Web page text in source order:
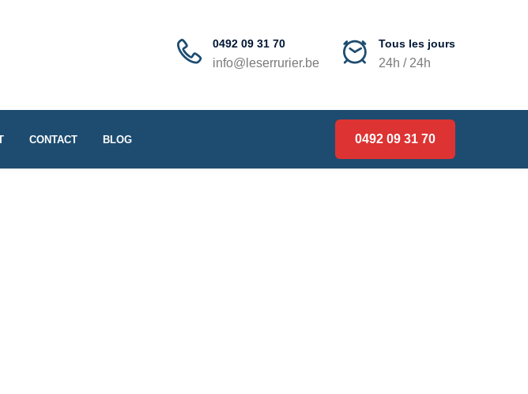
0492 09 31 70
info@leserrurier.be
Tous les jours
24h / 24h
CONTACT BLOG 0492 09 31 70